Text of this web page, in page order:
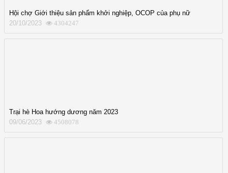
Hội chợ Giới thiệu sản phẩm khởi nghiệp, OCOP của phụ nữ
20/10/2023
4304247
Trại hè Hoa hướng dương năm 2023
09/06/2023
4508078